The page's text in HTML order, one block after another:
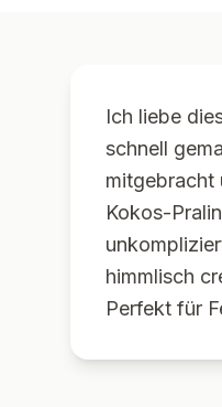
Ich liebe
schnell
mitgebracht
Kokos-
himmlisch
Perfekt für